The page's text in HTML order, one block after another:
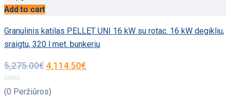
Add to cart
Granulinis katilas PELLET UNI 16 kW su rotac. 16 kW degikliu,
sraigtu, 320 l met. bunkeriu
5,275.00€4,114.50€
(0 Peržiūros)